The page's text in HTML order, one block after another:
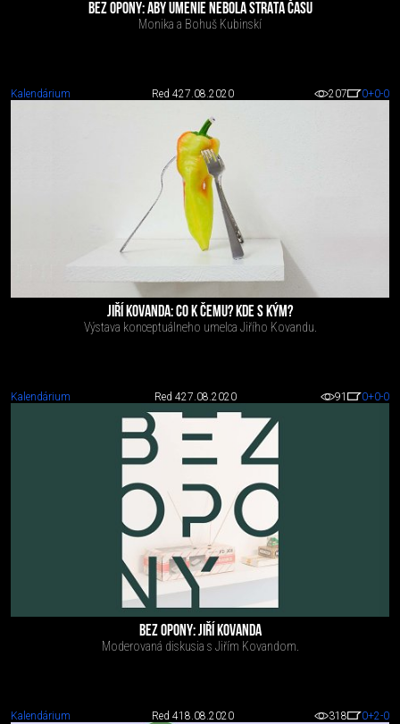
BEZ OPONY: ABY UMENIE NEBOLA STRATA ČASU
Monika a Bohuš Kubinskí
Kalendárium Red 427.08.2020 207 0+0-0
JIŘÍ KOVANDA: CO K ČEMU? KDE S KÝM?
Výstava konceptuálneho umelca Jiřího Kovandu.
Kalendárium Red 427.08.2020 91 0+0-0
BEZ OPONY: JIŘÍ KOVANDA
Moderovaná diskusia s Jiřím Kovandom.
Kalendárium Red 418.08.2020 318 0+2-0